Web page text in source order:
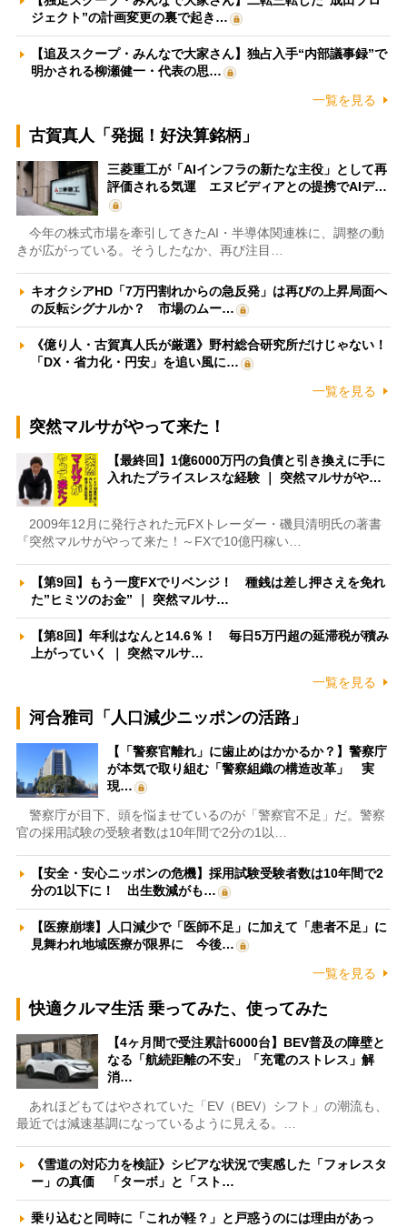
ジェクト”の計画変更の裏で起き…
【追及スクープ・みんなで大家さん】独占入手“内部議事録”で
明かされる柳瀬健一・代表の思…
一覧を見る
古賀真人「発掘！好決算銘柄」
三菱重工が「AIインフラの新たな主役」として再
評価される気運 エヌビディアとの提携でAIデ…
今年の株式市場を牽引してきたAI・半導体関連株に、調整の動
きが広がっている。そうしたなか、再び注目…
キオクシアHD「7万円割れからの急反発」は再びの上昇局面へ
の反転シグナルか？ 市場のムー…
《億り人・古賀真人氏が厳選》野村総合研究所だけじゃない！
「DX・省力化・円安」を追い風に…
一覧を見る
突然マルサがやって来た！
【最終回】1億6000万円の負債と引き換えに手に
入れたプライスレスな経験 ｜ 突然マルサがや…
2009年12月に発行された元FXトレーダー・磯貝清明氏の著書
『突然マルサがやって来た！～FXで10億円稼い…
【第9回】もう一度FXでリベンジ！ 種銭は差し押さえを免れ
た”ヒミツのお金” ｜ 突然マルサ…
【第8回】年利はなんと14.6％！ 毎日5万円超の延滞税が積み
上がっていく ｜ 突然マルサ…
一覧を見る
河合雅司「人口減少ニッポンの活路」
【「警察官離れ」に歯止めはかかるか？】警察庁
が本気で取り組む「警察組織の構造改革」 実
現…
警察庁が目下、頭を悩ませているのが「警察官不足」だ。警察
官の採用試験の受験者数は10年間で2分の1以…
【安全・安心ニッポンの危機】採用試験受験者数は10年間で2
分の1以下に！ 出生数減がも…
【医療崩壊】人口減少で「医師不足」に加えて「患者不足」に
見舞われ地域医療が限界に 今後…
一覧を見る
快適クルマ生活 乗ってみた、使ってみた
【4ヶ月間で受注累計6000台】BEV普及の障壁と
なる「航続距離の不安」「充電のストレス」解
消…
あれほどもてはやされていた「EV（BEV）シフト」の潮流も、
最近では減速基調になっているように見える。…
《雪道の対応力を検証》シビアな状況で実感した「フォレスタ
ー」の真価 「ターボ」と「スト…
乗り込むと同時に「これが軽？」と戸惑うのには理由があっ